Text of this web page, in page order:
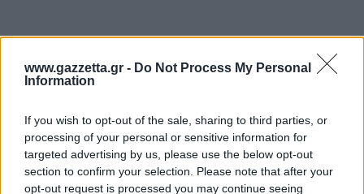
www.gazzetta.gr - Do Not Process My Personal
Information
If you wish to opt-out of the sale, sharing to third parties, or
processing of your personal or sensitive information for
targeted advertising by us, please use the below opt-out
section to confirm your selection. Please note that after your
opt-out request is processed you may continue seeing
Αυτή η αξιοσημείωτη ανακάλυψη ρίχνει φως στη
κρυμμένη κάτω από τα ψυχρά νερά του Νότιου
Ωκεανού.